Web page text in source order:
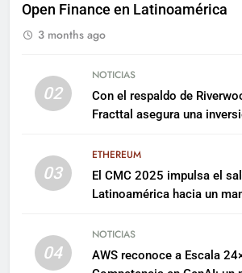
Open Finance en Latinoamérica
3 months ago
02
NOTICIAS
Con el respaldo de
Fracttal asegura una
03
ETHEREUM
El CMC 2025 impulsa el
Latinoamérica hacia un
04
NOTICIAS
AWS reconoce a Escala